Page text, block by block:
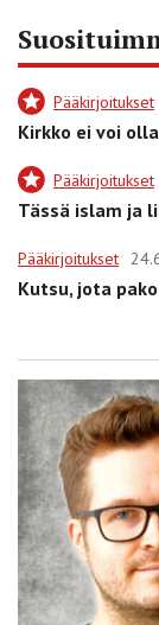
Pääkirjoitukset
Kirkko ei voi
Pääkirjoitukset
Tässä islam ja
Pääkirjoitukset
Kutsu, jota